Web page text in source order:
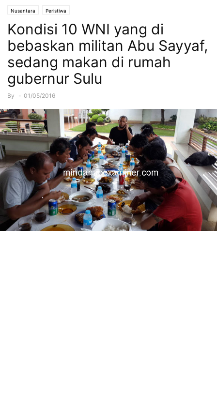
Nusantara Peristiwa
Kondisi 10 WNI yang di
bebaskan militan Abu Sayyaf,
sedang makan di rumah
gubernur Sulu
By - 01/05/2016